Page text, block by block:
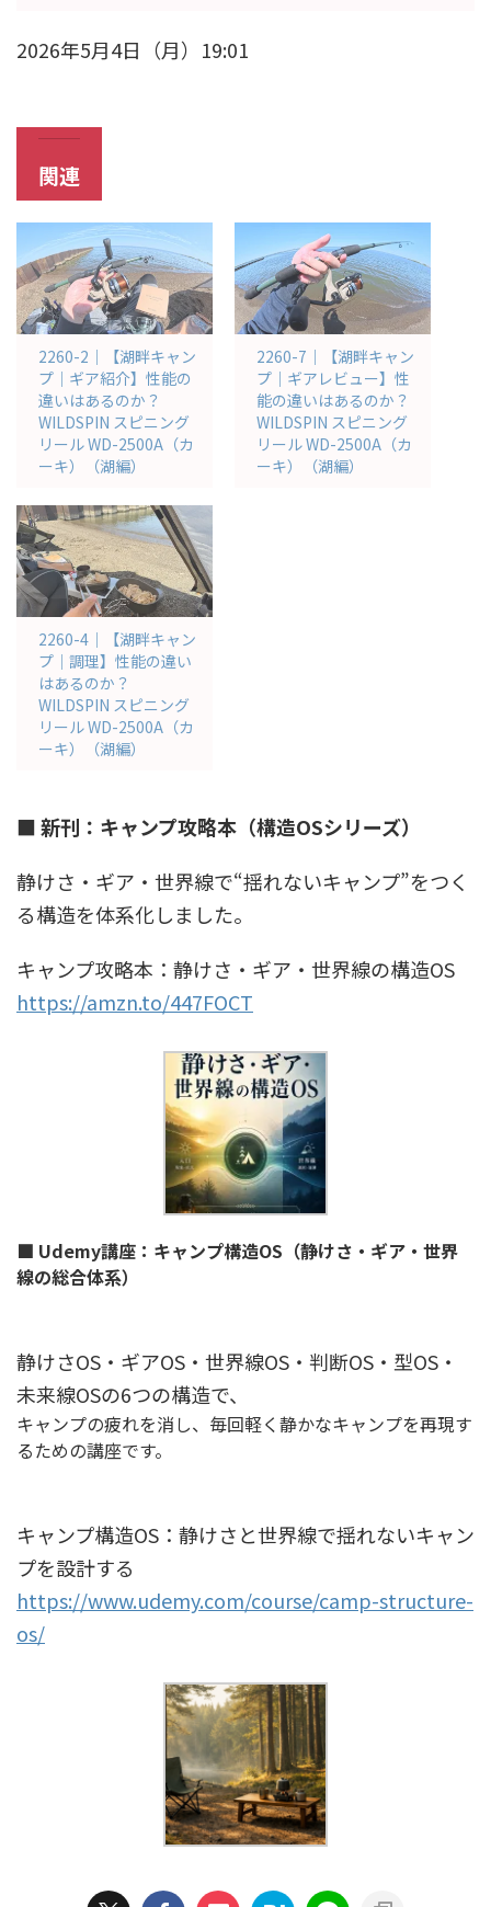
2026年5月4日（月）19:01
関連
2260-2｜【湖畔キャン
プ｜ギア紹介】性能の
違いはあるのか？
WILDSPIN スピニング
リール WD-2500A（カ
ーキ）（湖編）
2260-7｜【湖畔キャン
プ｜ギアレビュー】性
能の違いはあるのか？
WILDSPIN スピニング
リール WD-2500A（カ
ーキ）（湖編）
2260-4｜【湖畔キャン
プ｜調理】性能の違い
はあるのか？
WILDSPIN スピニング
リール WD-2500A（カ
ーキ）（湖編）
■ 新刊：キャンプ攻略本（構造OSシリーズ）
静けさ・ギア・世界線で“揺れないキャンプ”をつく
る構造を体系化しました。
キャンプ攻略本：静けさ・ギア・世界線の構造OS
https://amzn.to/447FOCT
■ Udemy講座：キャンプ構造OS（静けさ・ギア・世界
線の総合体系）
静けさOS・ギアOS・世界線OS・判断OS・型OS・
未来線OSの6つの構造で、
キャンプの疲れを消し、毎回軽く静かなキャンプを再現す
るための講座です。
キャンプ構造OS：静けさと世界線で揺れないキャン
プを設計する
https://www.udemy.com/course/camp-structure-
os/